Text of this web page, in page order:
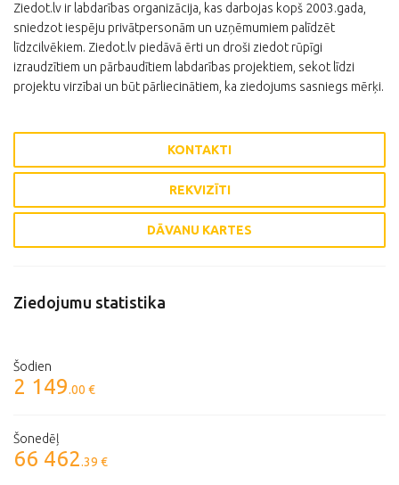
Ziedot.lv ir labdarības organizācija, kas darbojas kopš 2003.gada,
sniedzot iespēju privātpersonām un uzņēmumiem palīdzēt
līdzcilvēkiem. Ziedot.lv piedāvā ērti un droši ziedot rūpīgi
izraudzītiem un pārbaudītiem labdarības projektiem, sekot līdzi
projektu virzībai un būt pārliecinātiem, ka ziedojums sasniegs mērķi.
KONTAKTI
REKVIZĪTI
DĀVANU KARTES
Ziedojumu statistika
Šodien
2 149.00 €
Šonedēļ
66 462.39 €